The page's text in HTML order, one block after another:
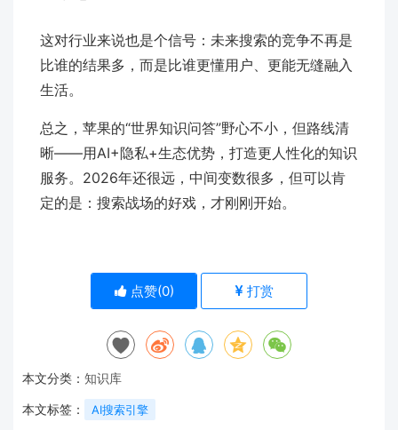
这对行业来说也是个信号：未来搜索的竞争不再是
比谁的结果多，而是比谁更懂用户、更能无缝融入
生活。
总之，苹果的“世界知识问答”野心不小，但路线清
晰——用AI+隐私+生态优势，打造更人性化的知识
服务。2026年还很远，中间变数很多，但可以肯
定的是：搜索战场的好戏，才刚刚开始。
点赞(0) 打赏
本文分类： 知识库
本文标签： AI搜索引擎